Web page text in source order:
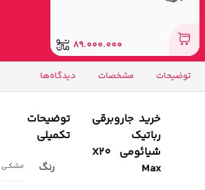
89.000.000
توضیحات مشخصات دیدگاه‌ها
خرید جاروبرقی
رباتیک
شیائومی X20
Max
توضیحات
تکمیلی
رنگ مشکی